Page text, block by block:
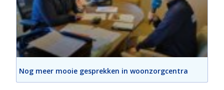
Nog meer mooie gesprekken in woonzorgcentra